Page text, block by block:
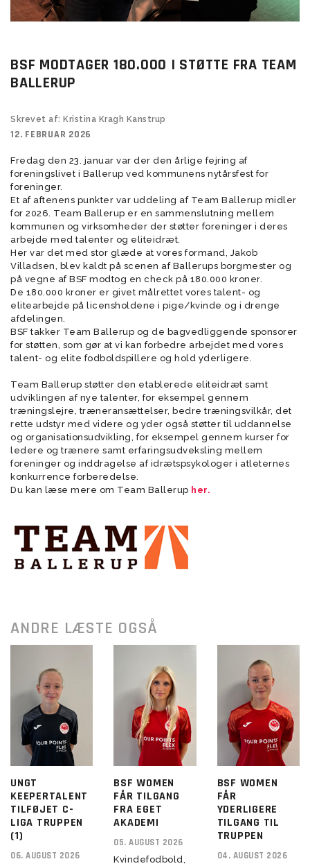
BSF MODTAGER 180.000 I STØTTE FRA TEAM
BALLERUP
Skrevet af: Kristina Kragh Kanstrup
12. FEBRUAR 2026
Fredag den 23. januar var der den årlige fejring af
foreningslivet i Ballerup ved kommunens nytårsfest for
foreninger.
Et af aftenens punkter var uddeling af Team Ballerup midler
for 2026. Team Ballerup er en sammenslutning mellem
kommunen og virksomheder der støtter foreninger i deres
arbejde med talenter og eliteidræt.
Her var det med stor glæde at vores formand, Jakob
Villadsen, blev kaldt på scenen af Ballerups borgmester og
på vegne af BSF modtog en check på 180.000 kroner.
De 180.000 kroner er givet målrettet vores talent- og
elitearbejde på licensholdene i pige/kvinde og i drenge
afdelingen.
BSF takker Team Ballerup og de bagvedliggende sponsorer
for støtten, som gør at vi kan forbedre arbejdet med vores
talent- og elite fodboldspillere og hold yderligere.
Team Ballerup støtter den etablerede eliteidræt samt
udviklingen af nye talenter, for eksempel gennem
træningslejre, træneransættelser, bedre træningsvilkår, det
rette udstyr med videre og yder også støtter til uddannelse
og organisationsudvikling, for eksempel gennem kurser for
ledere og trænere samt erfaringsudveksling mellem
foreninger og inddragelse af idrætspsykologer i atleternes
konkurrence forberedelse.
Du kan læse mere om Team Ballerup her.
ANDRE LÆSTE OGSÅ
UNGT
KEEPERTALENT
TILFØJET C-
LIGA TRUPPEN
(1)
06. AUGUST 2026
BSF WOMEN
FÅR TILGANG
FRA EGET
AKADEMI
05. AUGUST 2026
Kvindefodbold,
BSF WOMEN
FÅR
YDERLIGERE
TILGANG TIL
TRUPPEN
04. AUGUST 2026